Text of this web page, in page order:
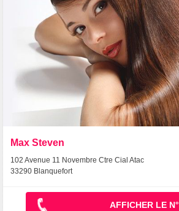
Max Steven
102 Avenue 11 Novembre Ctre Cial Atac
33290 Blanquefort
AFFICHER LE N°